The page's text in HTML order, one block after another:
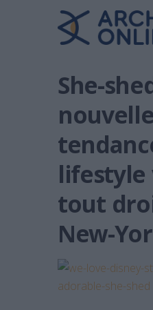
She-
nouvelle
lifestyle
tout
New-